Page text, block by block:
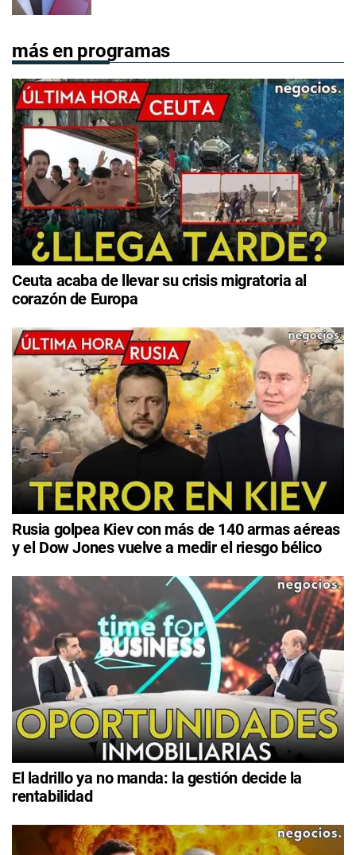
más en programas
Ceuta acaba de llevar su crisis migratoria al
corazón de Europa
Rusia golpea Kiev con más de 140 armas aéreas
y el Dow Jones vuelve a medir el riesgo bélico
El ladrillo ya no manda: la gestión decide la
rentabilidad